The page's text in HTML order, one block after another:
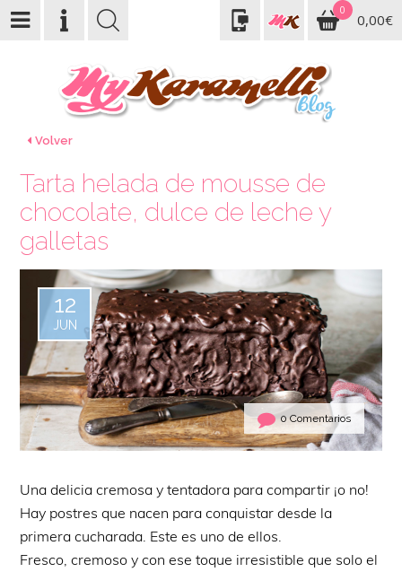
0
0,00€
Volver
Tarta helada de mousse de
chocolate, dulce de leche y
galletas
12
JUN
0 Comentarios
Una delicia cremosa y tentadora para compartir ¡o no!
Hay postres que nacen para conquistar desde la
primera cucharada. Este es uno de ellos.
Fresco, cremoso y con ese toque irresistible que solo el